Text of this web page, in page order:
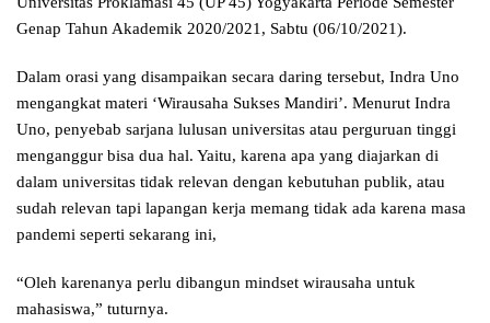
Genap Tahun Akademik 2020/2021, Sabtu (06/10/2021).
Dalam orasi yang disampaikan secara daring tersebut, Indra Uno
mengangkat materi ‘Wirausaha Sukses Mandiri’. Menurut Indra
Uno, penyebab sarjana lulusan universitas atau perguruan tinggi
menganggur bisa dua hal. Yaitu, karena apa yang diajarkan di
dalam universitas tidak relevan dengan kebutuhan publik, atau
sudah relevan tapi lapangan kerja memang tidak ada karena masa
pandemi seperti sekarang ini,
“Oleh karenanya perlu dibangun mindset wirausaha untuk
mahasiswa,” tuturnya.